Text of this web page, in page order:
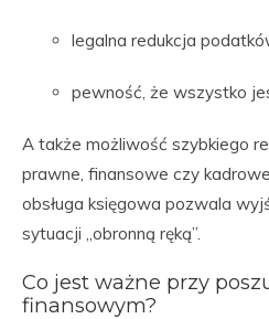
legalna redukcja
pewność, że wszystko
A także możliwość szybkiego
prawne, finansowe czy
obsługa księgowa pozwala
sytuacji „obronną ręką”.
Co jest ważne przy
finansowym?